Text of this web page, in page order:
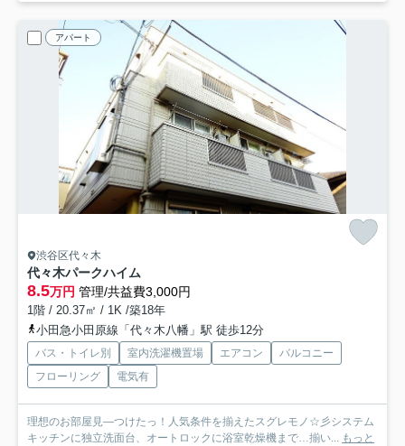
アパート
渋谷区代々木
代々木パークハイム
8.5万円 管理/共益費3,000円
1階 / 20.37㎡ / 1K /築18年
小田急小田原線「代々木八幡」駅 徒歩12分
バス・トイレ別 室内洗濯機置場 エアコン
バルコニー
フローリング
電気有
理想のお部屋見―つけたっ！人気条件を揃えたスグレモノ☆彡システム
キッチンに独立洗面台、オートロックに浴室乾燥機まで…揃い... もっと